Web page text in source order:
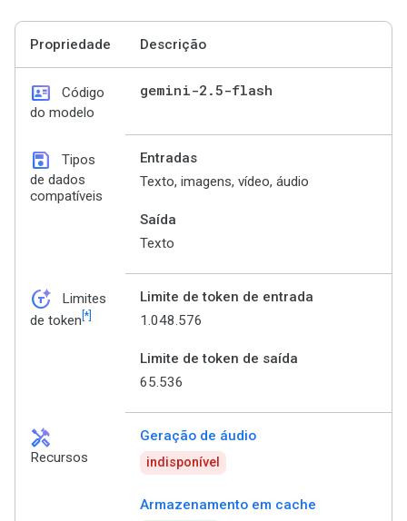
Propriedade Descrição
id_card
Código
do modelo
gemini-2 .5-flash
save
Tipos
de dados
compatíveis
Entradas
Texto, imagens, vídeo, áudio
Saída
Texto
token_auto
Limites
de token [*]
Limite de token de entrada
1.048.576
Limite de token de saída
65.536
handyman
Recursos
Geração de áudio
indisponível
Armazenamento em cache